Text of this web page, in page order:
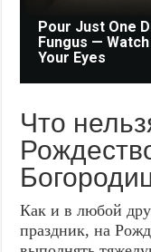
Pour Just One
Fungus —
Your Eyes
Что
Как и в любой
праздник, на